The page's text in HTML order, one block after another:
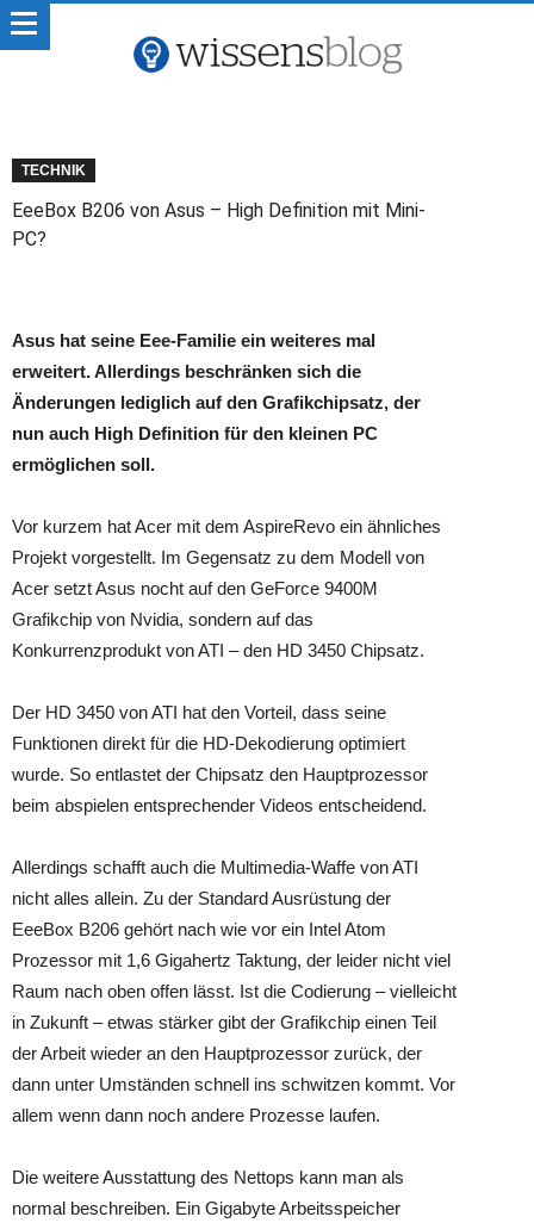
TECHNIK
EeeBox B206 von Asus – High Definition mit Mini-
PC?
Asus hat seine Eee-Familie ein weiteres mal
erweitert. Allerdings beschränken sich die
Änderungen lediglich auf den Grafikchipsatz, der
nun auch High Definition für den kleinen PC
ermöglichen soll.
Vor kurzem hat Acer mit dem AspireRevo ein ähnliches
Projekt vorgestellt. Im Gegensatz zu dem Modell von
Acer setzt Asus nocht auf den GeForce 9400M
Grafikchip von Nvidia, sondern auf das
Konkurrenzprodukt von ATI – den HD 3450 Chipsatz.
Der HD 3450 von ATI hat den Vorteil, dass seine
Funktionen direkt für die HD-Dekodierung optimiert
wurde. So entlastet der Chipsatz den Hauptprozessor
beim abspielen entsprechender Videos entscheidend.
Allerdings schafft auch die Multimedia-Waffe von ATI
nicht alles allein. Zu der Standard Ausrüstung der
EeeBox B206 gehört nach wie vor ein Intel Atom
Prozessor mit 1,6 Gigahertz Taktung, der leider nicht viel
Raum nach oben offen lässt. Ist die Codierung – vielleicht
in Zukunft – etwas stärker gibt der Grafikchip einen Teil
der Arbeit wieder an den Hauptprozessor zurück, der
dann unter Umständen schnell ins schwitzen kommt. Vor
allem wenn dann noch andere Prozesse laufen.
Die weitere Ausstattung des Nettops kann man als
normal beschreiben. Ein Gigabyte Arbeitsspeicher